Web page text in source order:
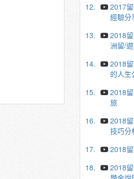
12.
2017
經驗分
13.
2018
洲留/
14.
2018
的人生
15.
2018
旅
16.
2018
技巧分
17.
2018
18.
2018